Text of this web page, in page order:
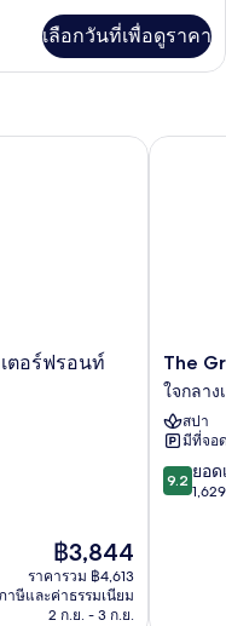
เลือกวันที่เพื่อดูราคา
ตอร์ฟรอนท์
ราคา
ปัจจุบัน
คือ
฿3,844
฿3,844
ราคารวม ฿4,613
าษีและค่าธรรมเนียม
2 ก.ย. - 3 ก.ย.
ร์ฟรอนท์
The
Grand
ใจ
กลาง
เมือง
ไบร
The
ใจกลาง
สปา
มีที่จอ
9.2
จาก
9.2 ยอด
The